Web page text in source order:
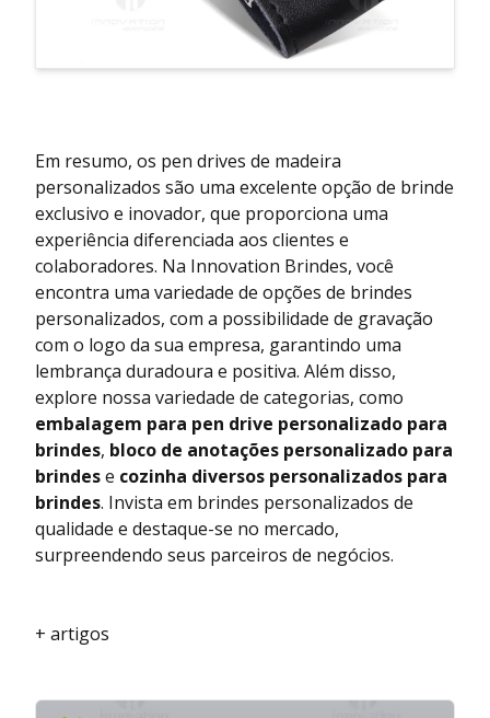
Em resumo, os pen drives de madeira
personalizados são uma excelente opção de brinde
exclusivo e inovador, que proporciona uma
experiência diferenciada aos clientes e
colaboradores. Na Innovation Brindes, você
encontra uma variedade de opções de brindes
personalizados, com a possibilidade de gravação
com o logo da sua empresa, garantindo uma
lembrança duradoura e positiva. Além disso,
explore nossa variedade de categorias, como
embalagem para pen drive personalizado para
brindes, bloco de anotações personalizado para
brindese cozinha diversos personalizados para
brindes. Invista em brindes personalizados de
qualidade e destaque-se no mercado,
surpreendendo seus parceiros de negócios.
+ artigos